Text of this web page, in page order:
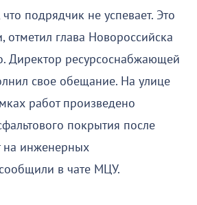
подрядчик не успевает. Это
отметил глава Новороссийска
Директор ресурсоснабжающей
свое обещание. На улице
работ произведено
покрытия после
на инженерных
в чате МЦУ.